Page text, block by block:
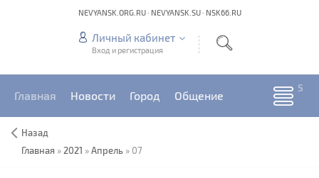
NEVYANSK.ORG.RU · NEVYANSK.SU · NSK66.RU
Личный кабинет
Вход и регистрация
Главная Новости Город Общение
Назад
Главная » 2021 »Апрель » 07